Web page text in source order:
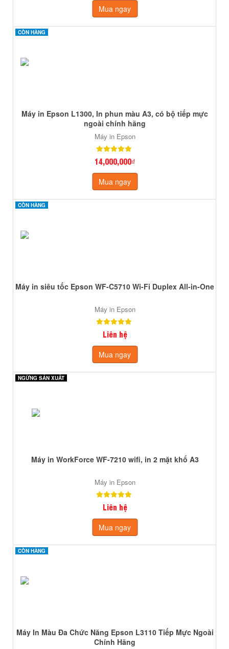
Mua ngay
CÒN HÀNG
CÒN HÀNG
Máy in Epson L1300, In phun màu A3, có bộ tiếp mực
ngoài chính hãng
Máy in Epson
14,000,000₫
Mua ngay
CÒN HÀNG
CÒN HÀNG
Máy in siêu tốc Epson WF-C5710 Wi-Fi Duplex All-in-One
Máy in Epson
Liên hệ
Mua ngay
NGỪNG SẢN XUẤT
NGỪNG SẢN XUẤT
Máy in WorkForce WF-7210 wifi, in 2 mặt khổ A3
Máy in Epson
Liên hệ
Mua ngay
CÒN HÀNG
CÒN HÀNG
Máy In Màu Đa Chức Năng Epson L3110 Tiếp Mực Ngoài
Chính Hãng